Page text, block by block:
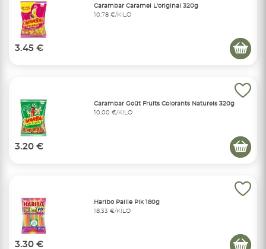
Carambar Caramel L'original 320g
10,78 €/KILO
3.45 €
Carambar Goût Fruits Colorants Naturels 320g
10,00 €/KILO
3.20 €
Haribo Paille Pik 180g
18,33 €/KILO
3.30 €